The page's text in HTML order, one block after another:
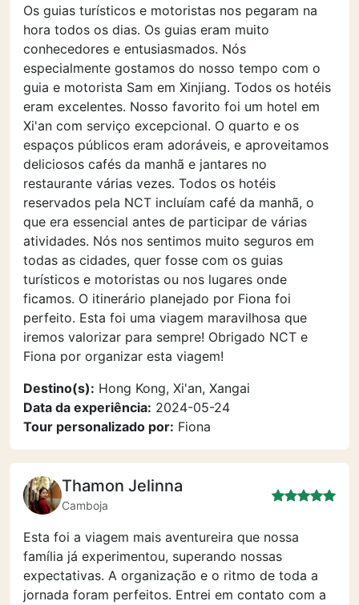
Os guias turísticos e motoristas nos pegaram na
hora todos os dias. Os guias eram muito
conhecedores e entusiasmados. Nós
especialmente gostamos do nosso tempo com o
guia e motorista Sam em Xinjiang. Todos os hotéis
eram excelentes. Nosso favorito foi um hotel em
Xi'an com serviço excepcional. O quarto e os
espaços públicos eram adoráveis, e aproveitamos
deliciosos cafés da manhã e jantares no
restaurante várias vezes. Todos os hotéis
reservados pela NCT incluíam café da manhã, o
que era essencial antes de participar de várias
atividades. Nós nos sentimos muito seguros em
todas as cidades, quer fosse com os guias
turísticos e motoristas ou nos lugares onde
ficamos. O itinerário planejado por Fiona foi
perfeito. Esta foi uma viagem maravilhosa que
iremos valorizar para sempre! Obrigado NCT e
Fiona por organizar esta viagem!
Destino(s): Hong Kong, Xi'an, Xangai
Data da experiência: 2024-05-24
Tour personalizado por: Fiona
Thamon Jelinna
Camboja
Esta foi a viagem mais aventureira que nossa
família já experimentou, superando nossas
expectativas. A organização e o ritmo de toda a
jornada foram perfeitos. Entrei em contato com a